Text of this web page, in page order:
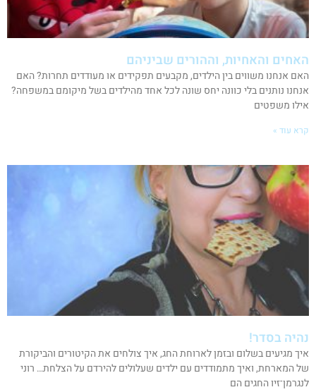
האחים והאחיות, וההורים שביניהם
האם אנחנו משווים בין הילדים, מקבעים תפקידים או מעודדים תחרות? האם
אנחנו נותנים בלי כוונה יחס שונה לכל אחד מהילדים בשל מיקומם במשפחה?
אילו משפטים
קרא עוד »
נהיה בסדר!
איך מגיעים בשלום ובזמן לארוחת החג, איך צולחים את הקיטורים והביקורת
של המארחת, ואיך מתמודדים עם ילדים שעלולים להירדם על הצלחת… רוני
לנגרמן־זיו החגים הם